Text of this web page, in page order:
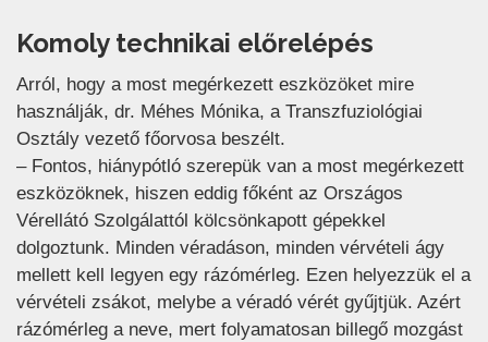
Komoly technikai előrelépés
Arról, hogy a most megérkezett eszközöket mire
használják, dr. Méhes Mónika, a Transzfuziológiai
Osztály vezető főorvosa beszélt.
– Fontos, hiánypótló szerepük van a most megérkezett
eszközöknek, hiszen eddig főként az Országos
Vérellátó Szolgálattól kölcsönkapott gépekkel
dolgoztunk. Minden véradáson, minden vérvételi ágy
mellett kell legyen egy rázómérleg. Ezen helyezzük el a
vérvételi zsákot, melybe a véradó vérét gyűjtjük. Azért
rázómérleg a neve, mert folyamatosan billegő mozgást